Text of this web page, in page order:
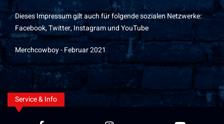
Dieses Impressum gilt auch für folgende sozialen Netzwerke:
Facebook, Twitter, Instagram und YouTube
Merchcowboy - Februar 2021
Service & Info